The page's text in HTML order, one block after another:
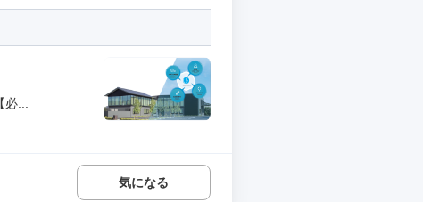
...
気になる